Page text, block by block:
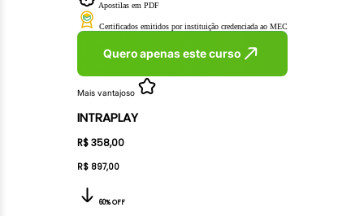
Apostilas em PDF
Certificados emitidos por instituição credenciada ao MEC
Quero apenas este curso
Mais vantajoso
INTRAPLAY
R$ 358,00
R$ 897,00
60% OFF